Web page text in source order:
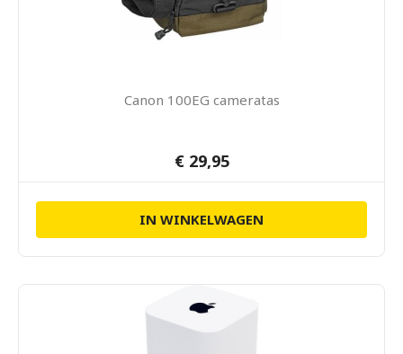
Canon 100EG cameratas
€ 29,95
IN WINKELWAGEN